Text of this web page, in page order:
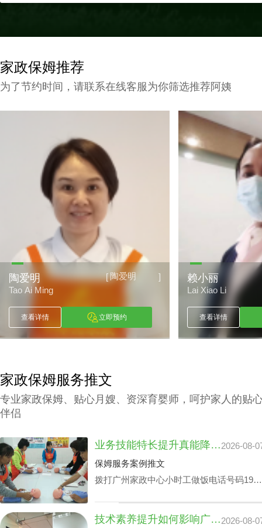
家政保姆推荐
为了节约时间，请联系在线客服为你筛选推荐阿姨
[陶爱明 ]
陶爱明
Tao Ai Ming
查看详情 立即预约
赖小丽
Lai Xiao Li
查看详情
家政保姆服务推文
专业家政保姆、贴心月嫂、资深育婴师，呵护家人的贴
伴侣
业务技能特长提升真能降广州家政中心护理孩子收费？2026-08-
保姆服务案例推文
拨打广州家政中心小时工做饭电话号码199-
面试达标上岗。
技术素养提升如何影响广州家政中心流程价位2026-08-